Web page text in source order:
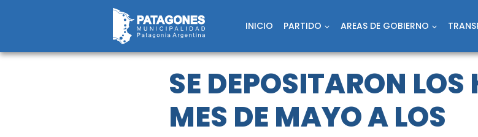
INICIO PARTIDO AREAS DE GOBIERNO
SE DEPOSITARON LOS
MES DE MAYO A LOS